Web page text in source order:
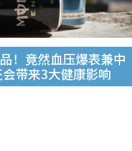
！竟然血压爆表兼中
带来3大健康影响